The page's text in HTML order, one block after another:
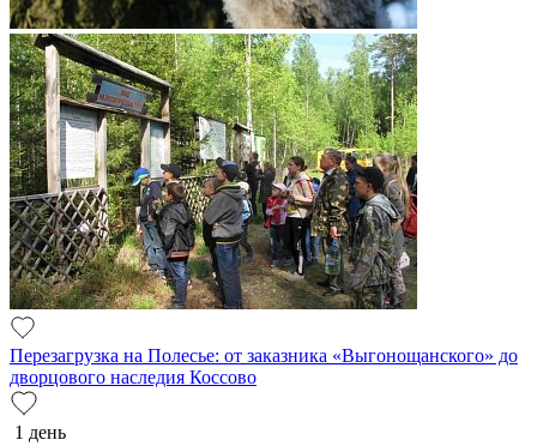
Перезагрузка на Полесье: от заказника «Выгонощанского» до
дворцового наследия Коссово
1 день